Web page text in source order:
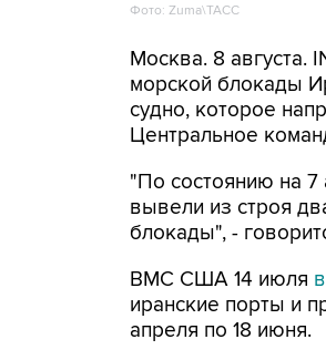
Фото: Zuma\ТАСС
Москва. 8 августа.
морской блокады
судно, которое
Центральное
"По состоянию на 7
вывели из строя
блокады", -
ВМС США 14 июля
иранские порты и
апреля по 18 июня.